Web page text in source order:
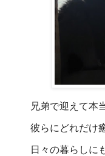
兄弟で迎えて本
彼らにどれだけ
日々の暮らしに